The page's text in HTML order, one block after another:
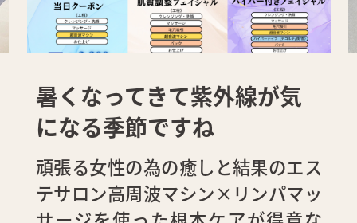
暑くなってきて紫外線が気
になる季節ですね
頑張る女性の為の癒しと結果のエス
テサロン高周波マシン×リンパマッ